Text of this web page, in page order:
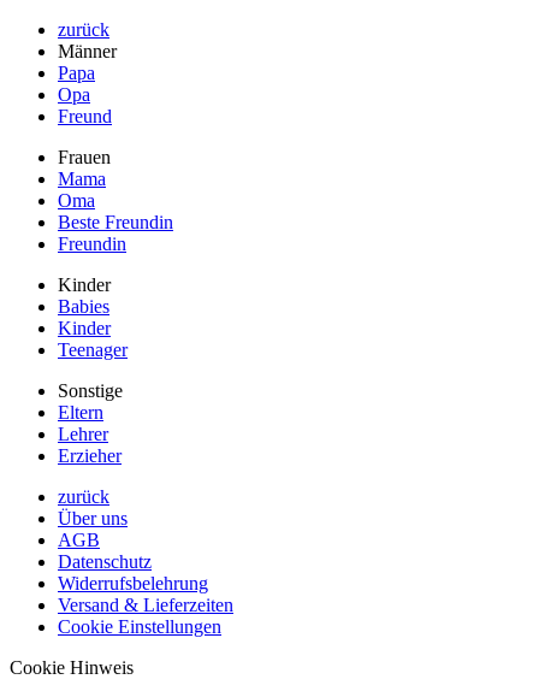
zurück
Männer
Papa
Opa
Freund
Frauen
Mama
Oma
Beste Freundin
Freundin
Kinder
Babies
Kinder
Teenager
Sonstige
Eltern
Lehrer
Erzieher
zurück
Über uns
AGB
Datenschutz
Widerrufsbelehrung
Versand & Lieferzeiten
Cookie Einstellungen
Cookie Hinweis